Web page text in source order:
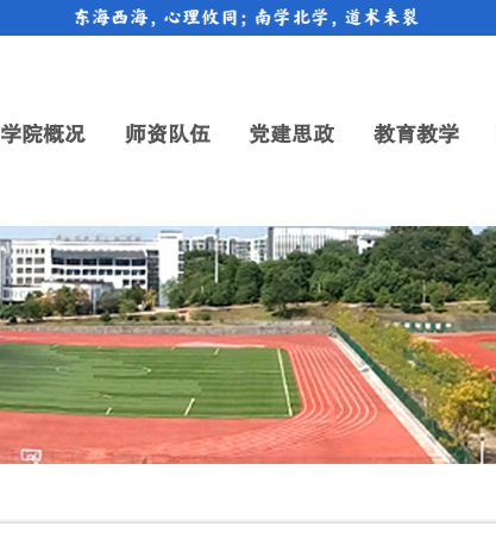
东海西海，心理攸同；南学北学，道术未裂
学院概况 师资队伍 党建思政 教育教学